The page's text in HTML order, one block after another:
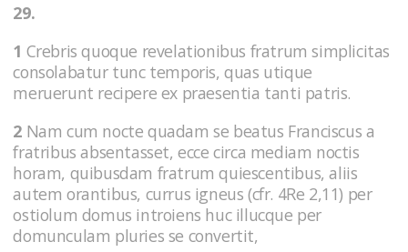
29.
1 Crebris quoque revelationibus fratrum simplicitas
consolabatur tunc temporis, quas utique
meruerunt recipere ex praesentia tanti patris.
2 Nam cum nocte quadam se beatus Franciscus a
fratribus absentasset, ecce circa mediam noctis
horam, quibusdam fratrum quiescentibus, aliis
autem orantibus, currus igneus (cfr. 4Re 2,11) per
ostiolum domus introiens huc illucque per
domunculam pluries se convertit,